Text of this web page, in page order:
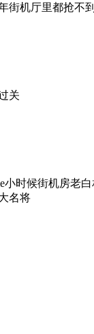
街机厅里都抢不到
关
小时候街机房老
名将